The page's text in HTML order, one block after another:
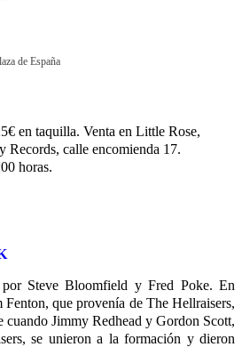
de España
en taquilla. Venta en Little Rose,
Records, calle encomienda 17.
horas.
Steve Bloomfield y Fred Poke. En
Fenton, que provenía de The Hellraisers,
cuando Jimmy Redhead y Gordon Scott,
se unieron a la formación y dieron